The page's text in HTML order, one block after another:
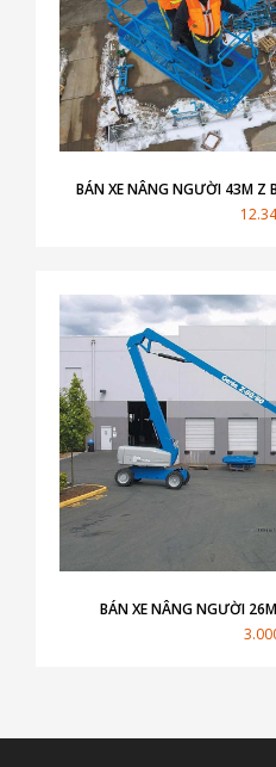
BÁN XE NÂNG NGƯỜI 43M Z
BÁN XE NÂNG NGƯỜI